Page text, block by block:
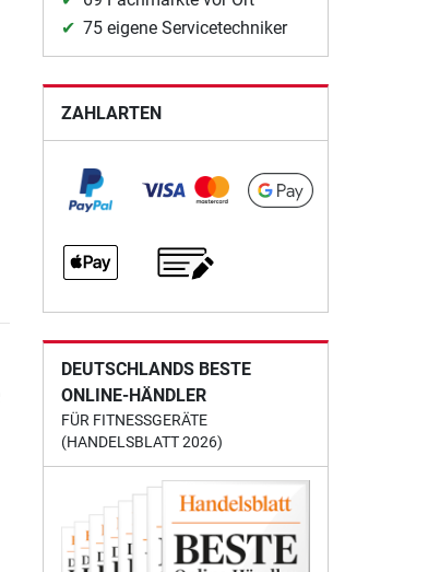
75 eigene Servicetechniker
ZAHLARTEN
DEUTSCHLANDS BESTE
ONLINE-HÄNDLER
FÜR FITNESSGERÄTE
(HANDELSBLATT 2026)